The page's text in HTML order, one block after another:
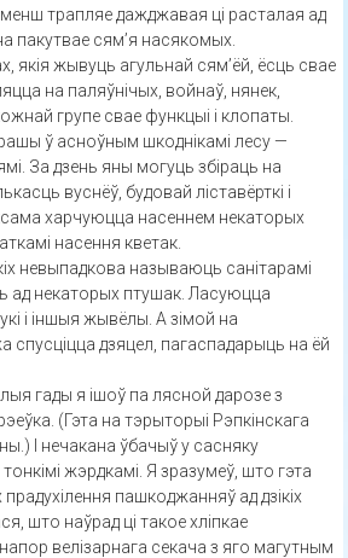
трапляе дажджавая ці расталая ад
пакутвае сям’я насякомых.
якія жывуць агульнай сям’ёй, ёсць свае
на паляўнічых, войнаў, нянек,
групе свае функцыі і клопаты.
ў асноўным шкоднікамі лесу —
За дзень яны могуць збіраць на
вуснёў, будовай ліставёрткі і
харчуюцца насеннем некаторых
насення кветак.
невыпадкова называюць санітарамі
ад некаторых птушак. Ласуюцца
і іншыя жывёлы. А зімой на
дзяцел, пагаспадарыць на ёй
гады я ішоў па лясной дарозе з
(Гэта на тэрыторыі Рэпкінскага
І нечакана ўбачыў у сасняку
жэрдкамі. Я зразумеў, што гэта
пашкоджанняў ад дзікіх
што наўрад ці такое хліпкае
велізарнага секача з яго магутным